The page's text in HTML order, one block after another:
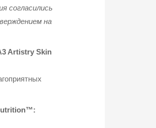
согласились
на
Artistry Skin